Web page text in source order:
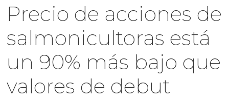
Precio de acciones de
salmonicultoras está
un 90% más bajo que
valores de debut